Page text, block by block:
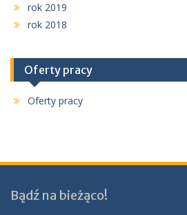
rok 2019
rok 2018
Oferty pracy
Oferty pracy
Bądź na bieżąco!